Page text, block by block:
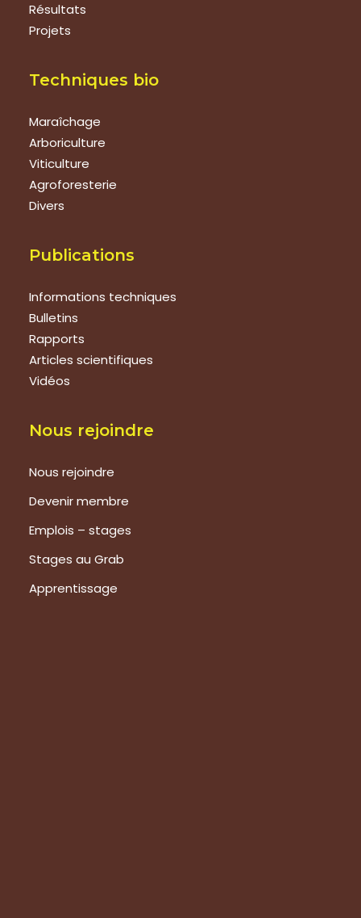
Résultats
Projets
Techniques bio
Maraîchage
Arboriculture
Viticulture
Agroforesterie
Divers
Publications
Informations techniques
Bulletins
Rapports
Articles scientifiques
Vidéos
Nous rejoindre
Nous rejoindre
Devenir membre
Emplois – stages
Stages au Grab
Apprentissage